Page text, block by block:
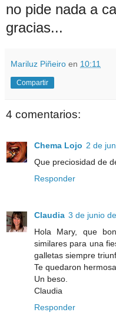
no pide nada a
gracias...
Mariluz Piñeiro en 10:11
Compartir
4 comentarios:
Chema Lojo 2 de
Que preciosidad de
Responder
Claudia 3 de junio
Hola Mary, que
similares para una
galletas siempre
Te quedaron
Un beso.
Claudia
Responder